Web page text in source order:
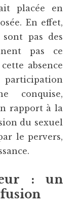
placée en
En effet,
pas des
pas ce
absence
conquise,
rapport à la
du sexuel
le pervers,
: un